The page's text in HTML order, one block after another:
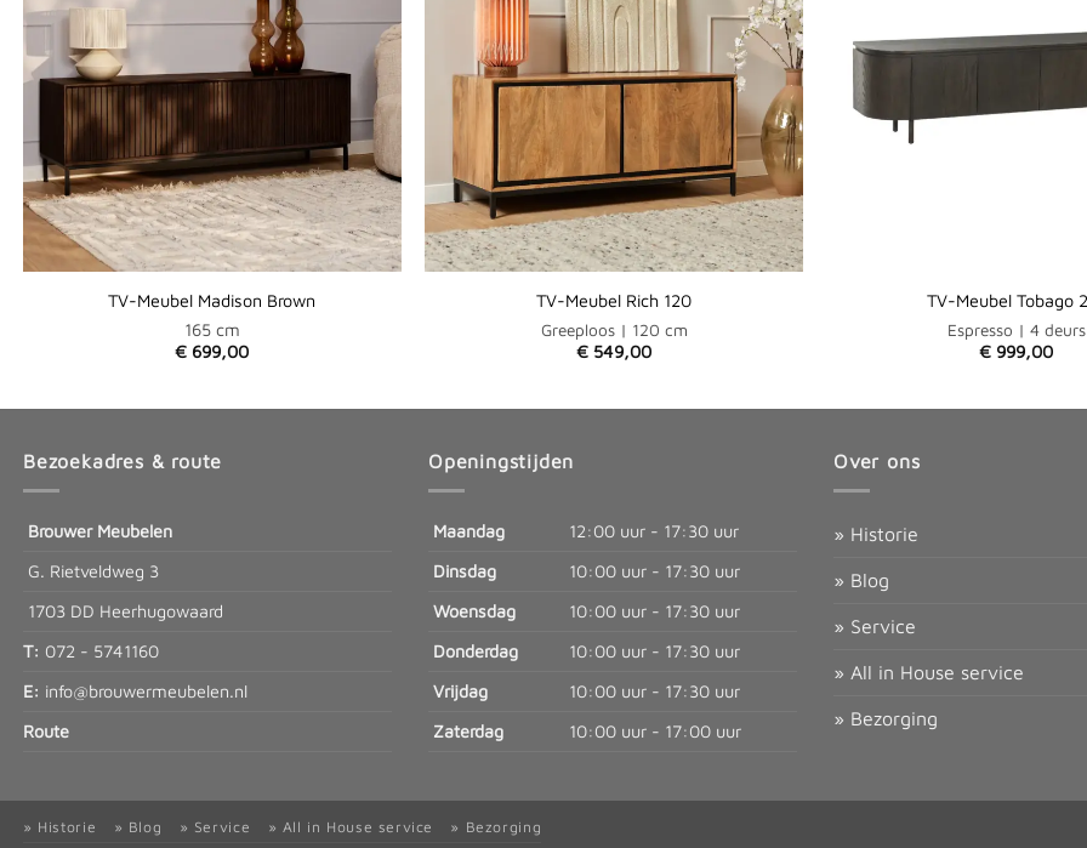
TV-Meubel Madison Brown
165 cm
€ 699,00
TV-Meubel Rich 120
Greeploos | 120 cm
€ 549,00
TV-Meubel Tobago
Espresso | 4 deurs
€ 999,00
Bezoekadres & route
Brouwer Meubelen
G. Rietveldweg 3
1703 DD Heerhugowaard
T: 072 - 5741160
E: info@brouwermeubelen.nl
Route
Openingstijden
Maandag
12:00 uur - 17:30 uur
Dinsdag
10:00 uur - 17:30 uur
Woensdag
10:00 uur - 17:30 uur
Donderdag
10:00 uur - 17:30 uur
Vrijdag
10:00 uur - 17:30 uur
Zaterdag
10:00 uur - 17:00 uur
Over ons
» Historie
» Blog
» Service
» All in House service
» Bezorging
» Historie » Blog » Service » All in House service » Bezorging